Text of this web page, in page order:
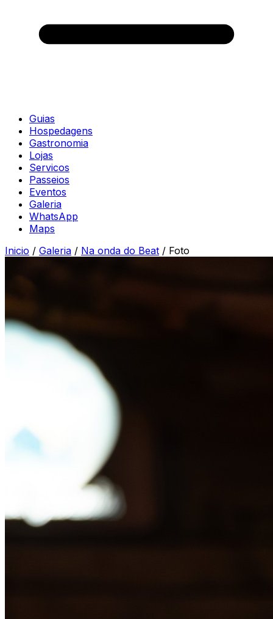
Guias
Hospedagens
Gastronomia
Lojas
Servicos
Passeios
Eventos
Galeria
WhatsApp
Maps
Inicio / Galeria / Na onda do Beat / Foto